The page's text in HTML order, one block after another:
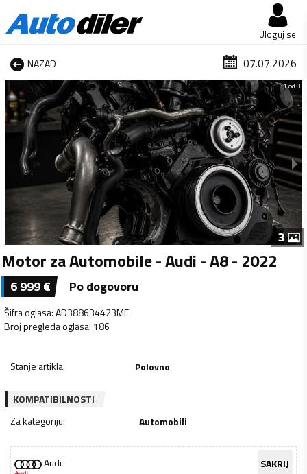
Uloguj se
NAZAD 07.07.2026
1 od 3
3
Motor za Automobile - Audi - A8 - 2022
6 999€ Po dogovoru
Šifra oglasa:AD388634423ME
Broj pregleda oglasa: 186
Stanje artikla: Polovno
KOMPATIBILNOSTI
Za kategoriju: Automobili
Audi
SAKRIJ